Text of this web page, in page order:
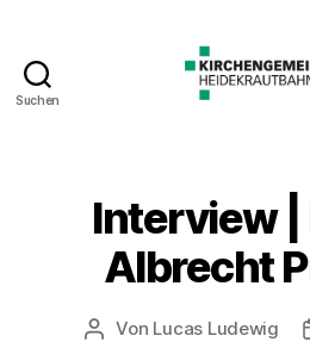
Suchen
Interview |
Albrecht
Beitragsautor
Von Lucas Ludewig